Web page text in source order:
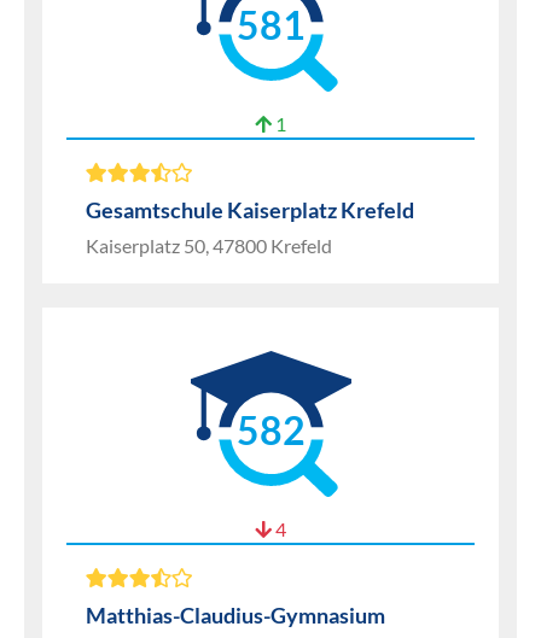
581
1
Gesamtschule Kaiserplatz Krefeld
Kaiserplatz 50, 47800 Krefeld
582
4
Matthias-Claudius-Gymnasium